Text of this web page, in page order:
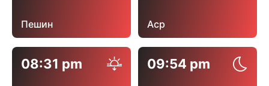
Пешин Аср
08:31 pm 09:54 pm